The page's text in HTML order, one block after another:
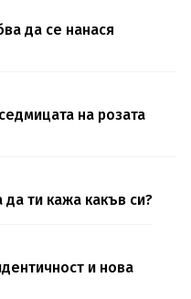
да се нанася
на розата
ти кажа какъв си?
и нова